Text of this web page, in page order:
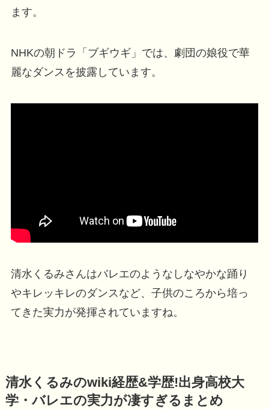
ます。
NHKの朝ドラ「ブギウギ」では、劇団の娘役で華
麗なダンスを披露しています。
清水くるみさんはバレエのようなしなやかな踊り
やキレッキレのダンスなど、子供のころから培っ
てきた実力が発揮されていますね。
清水くるみのwiki経歴&学歴!出身高校大
学・バレエの実力が凄すぎるまとめ